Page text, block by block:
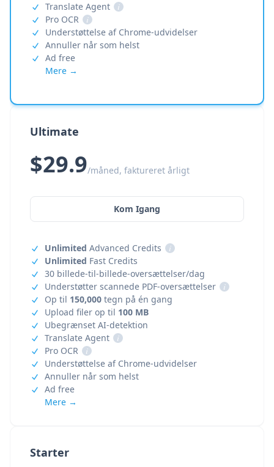
Starter
Translate Agent
i
Pro OCR
i
Understøttelse af Chrome-udvidelser
Annuller når som helst
Ad free
Mere →
Ultimate
$29.9/måned, faktureret årligt
Kom Igang
Unlimited Advanced Credits
i
Unlimited Fast Credits
30 billede-til-billede-oversættelser/dag
Understøtter scannede PDF-oversættelser
i
Op til 150,000 tegn på én gang
Upload filer op til 100 MB
Ubegrænset AI-detektion
Translate Agent
i
Pro OCR
i
Understøttelse af Chrome-udvidelser
Annuller når som helst
Ad free
Mere →